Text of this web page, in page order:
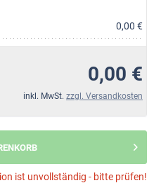
0,00 €
0,00 €
inkl. MwSt. zzgl. Versandkosten
ist unvollständig - bitte prüfen!